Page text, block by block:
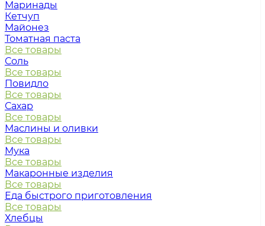
Маринады
Кетчуп
Майонез
Томатная паста
Все товары
Соль
Все товары
Повидло
Все товары
Сахар
Все товары
Маслины и оливки
Все товары
Мука
Все товары
Макаронные изделия
Все товары
Еда быстрого приготовления
Все товары
Хлебцы